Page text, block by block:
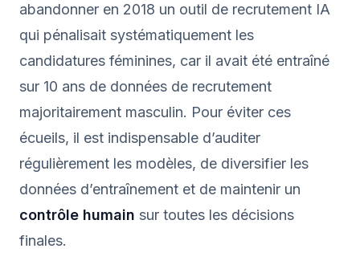
abandonner en 2018 un outil de recrutement IA
qui pénalisait systématiquement les
candidatures féminines, car il avait été entraîné
sur 10 ans de données de recrutement
majoritairement masculin. Pour éviter ces
écueils, il est indispensable d’auditer
régulièrement les modèles, de diversifier les
données d’entraînement et de maintenir un
contrôle humain sur toutes les décisions
finales.